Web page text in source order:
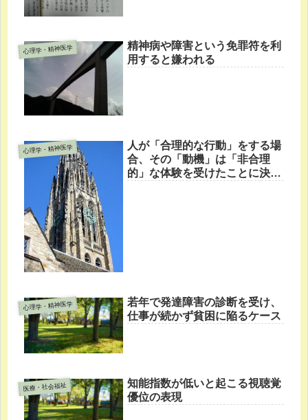
心理学・精神医学
精神病や障害という免罪符を利
用すると嫌われる
心理学・精神医学
人が「合理的な行動」をする場
合、その「動機」は「非合理
的」な体験を受けたことに決っ
心理学・精神医学
若年で発達障害の診断を受け、
仕事が続かず貧困に陥るケース
医療・社会福祉
知能指数が低いと起こる視聴覚
優位の表現